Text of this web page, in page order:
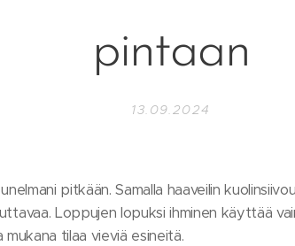
pintaan
13.09.2024
pitkään. Samalla haaveilin
Loppujen lopuksi ihminen käyttää
tilaa vieviä esineitä.